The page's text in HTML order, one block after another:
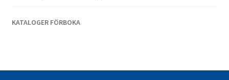
KATALOGER FÖRBOKA